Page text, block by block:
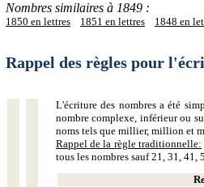
Nombres similaires à 1849 :
1850 en lettres 1851 en lettres 1848 en
Rappel des règles pour
L'écriture des nombres a été
nombre complexe, inférieur ou
noms tels que millier, million et
Rappel de la règle traditionnelle:
tous les nombres sauf 21, 31, 41,